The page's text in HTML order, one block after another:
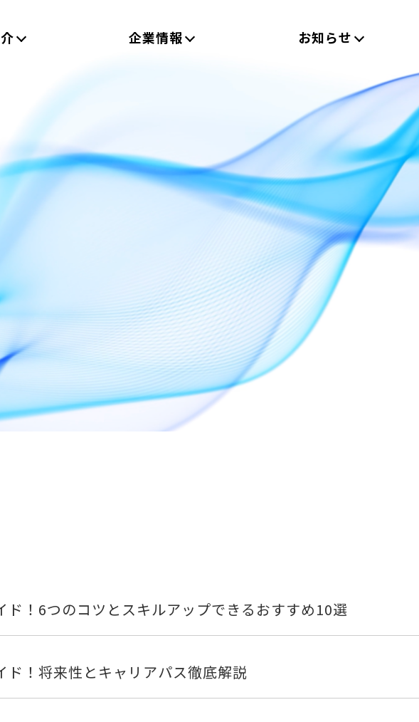
企業情報 お知らせ
！6つのコツとスキルアップできるおすすめ10選
！将来性とキャリアパス徹底解説